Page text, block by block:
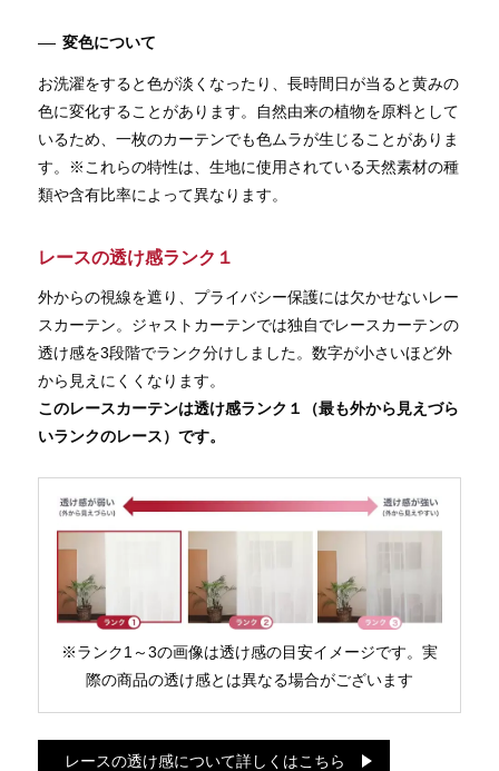
変色について
お洗濯をすると色が淡くなったり、長時間日が当ると黄みの
色に変化することがあります。自然由来の植物を原料として
いるため、一枚のカーテンでも色ムラが生じることがありま
す。※これらの特性は、生地に使用されている天然素材の種
類や含有比率によって異なります。
レースの透け感ランク１
外からの視線を遮り、プライバシー保護には欠かせないレー
スカーテン。ジャストカーテンでは独自でレースカーテンの
透け感を3段階でランク分けしました。数字が小さいほど外
から見えにくくなります。
このレースカーテンは透け感ランク１（最も外から見えづら
いランクのレース）です。
※ランク1～3の画像は透け感の目安イメージです。実
際の商品の透け感とは異なる場合がございます
レースの透け感について詳しくはこちら